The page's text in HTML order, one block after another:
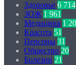
Здоровье 6 714
ЗОЖ 1 961
Медицина 1
Красота 51
Персоны 31
Общество 20
Болезни 21